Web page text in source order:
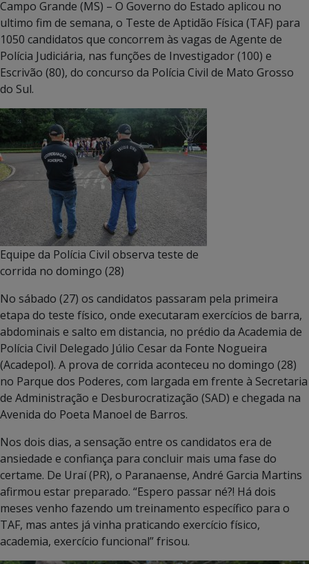
Campo Grande (MS) – O Governo do Estado aplicou no
ultimo fim de semana, o Teste de Aptidão Física (TAF) para
1050 candidatos que concorrem às vagas de Agente de
Polícia Judiciária, nas funções de Investigador (100) e
Escrivão (80), do concurso da Polícia Civil de Mato Grosso
do Sul.
Equipe da Polícia Civil observa teste de
corrida no domingo (28)
No sábado (27) os candidatos passaram pela primeira
etapa do teste físico, onde executaram exercícios de barra,
abdominais e salto em distancia, no prédio da Academia de
Polícia Civil Delegado Júlio Cesar da Fonte Nogueira
(Acadepol). A prova de corrida aconteceu no domingo (28)
no Parque dos Poderes, com largada em frente à Secretaria
de Administração e Desburocratização (SAD) e chegada na
Avenida do Poeta Manoel de Barros.
Nos dois dias, a sensação entre os candidatos era de
ansiedade e confiança para concluir mais uma fase do
certame. De Uraí (PR), o Paranaense, André Garcia Martins
afirmou estar preparado. “Espero passar né?! Há dois
meses venho fazendo um treinamento específico para o
TAF, mas antes já vinha praticando exercício físico,
academia, exercício funcional” frisou.